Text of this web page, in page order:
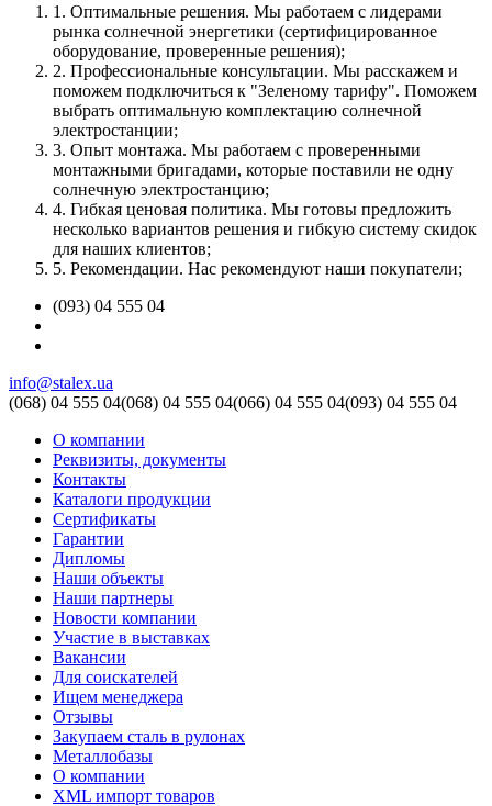
1. Оптимальные решения. Мы работаем с лидерами
рынка солнечной энергетики (сертифицированное
оборудование, проверенные решения);
2. Профессиональные консультации. Мы раcскажем и
поможем подключиться к "Зеленому тарифу". Поможем
выбрать оптимальную комплектацию солнечной
электростанции;
3. Опыт монтажа. Мы работаем с проверенными
монтажными бригадами, которые поставили не одну
солнечную электростанцию;
4. Гибкая ценовая политика. Мы готовы предложить
несколько вариантов решения и гибкую систему скидок
для наших клиентов;
5. Рекомендации. Нас рекомендуют наши покупатели;
(093) 04 555 04
info@stalex.ua
(068) 04 555 04(068) 04 555 04(066) 04 555 04(093) 04 555 04
О компании
Реквизиты, документы
Контакты
Каталоги продукции
Сертификаты
Гарантии
Дипломы
Наши объекты
Наши партнеры
Новости компании
Участие в выставках
Вакансии
Для соискателей
Ищем менеджера
Отзывы
Закупаем сталь в рулонах
Металлобазы
О компании
XML импорт товаров